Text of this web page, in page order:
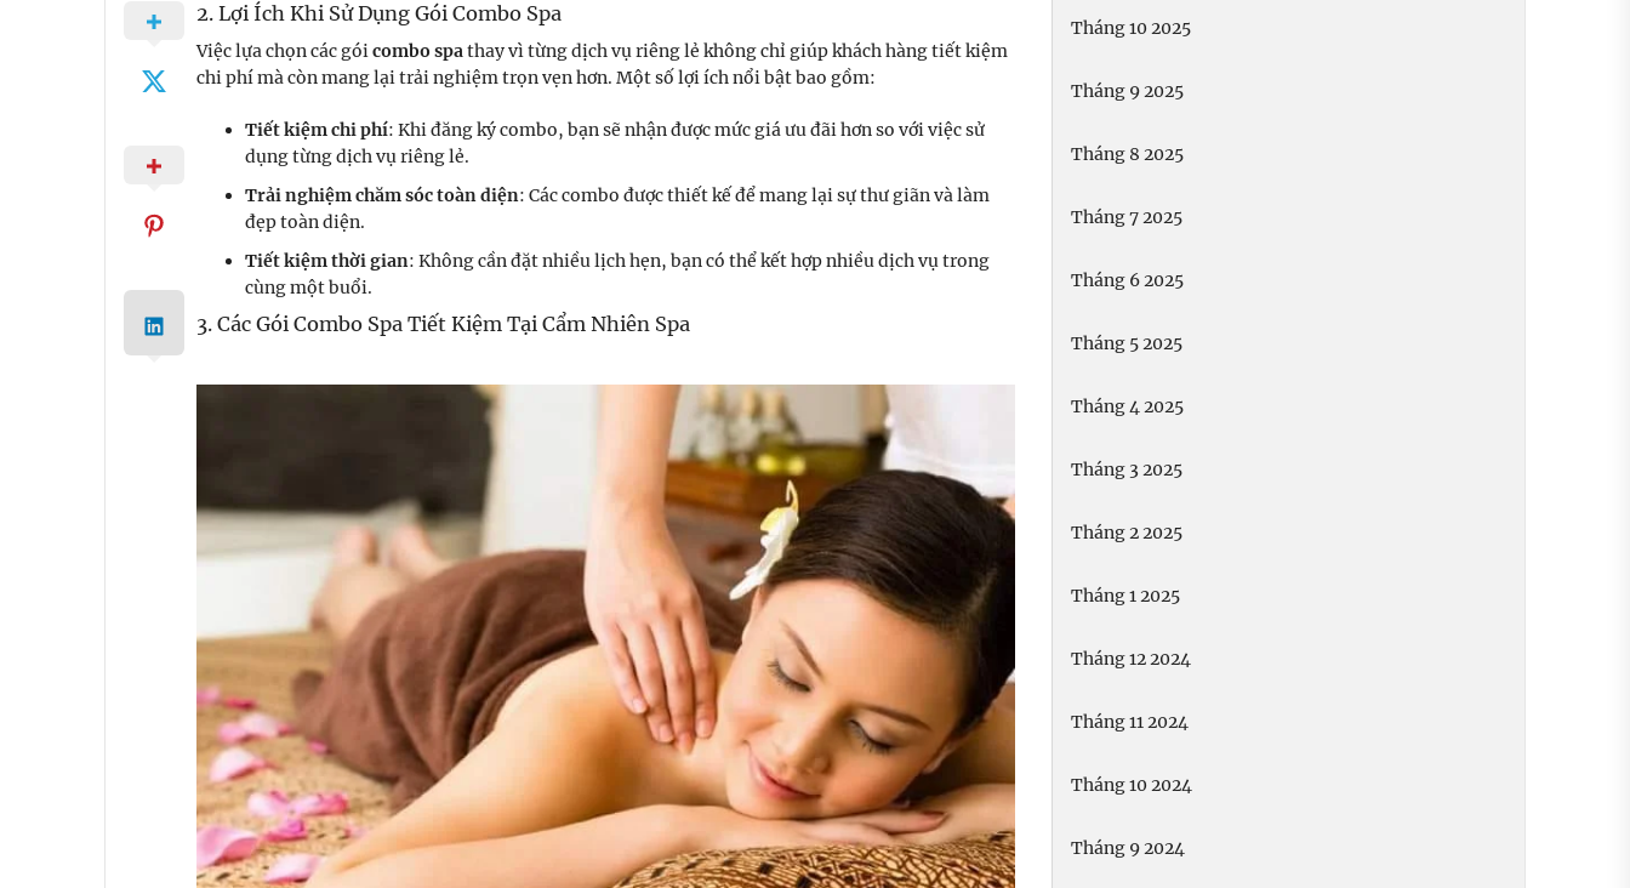
2. Lợi Ích Khi Sử Dụng Gói Combo Spa
Việc lựa chọn các góicombo spathay vì từng dịch vụ riêng lẻ không chỉ giúp khách hàng tiết kiệm
chi phí mà còn mang lại trải nghiệm trọn vẹn hơn. Một số lợi ích nổi bật bao gồm:
Tiết kiệm chi phí: Khi đăng ký combo, bạn sẽ nhận được mức giá ưu đãi hơn so với việc sử
dụng từng dịch vụ riêng lẻ.
Trải nghiệm chăm sóc toàn diện: Các combo được thiết kế để mang lại sự thư giãn và làm
đẹp toàn diện.
Tiết kiệm thời gian: Không cần đặt nhiều lịch hẹn, bạn có thể kết hợp nhiều dịch vụ trong
cùng một buổi.
3. Các Gói Combo Spa Tiết Kiệm Tại Cẩm Nhiên Spa
Tháng 10 2025
Tháng 9 2025
Tháng 8 2025
Tháng 7 2025
Tháng 6 2025
Tháng 5 2025
Tháng 4 2025
Tháng 3 2025
Tháng 2 2025
Tháng 1 2025
Tháng 12 2024
Tháng 11 2024
Tháng 10 2024
Tháng 9 2024